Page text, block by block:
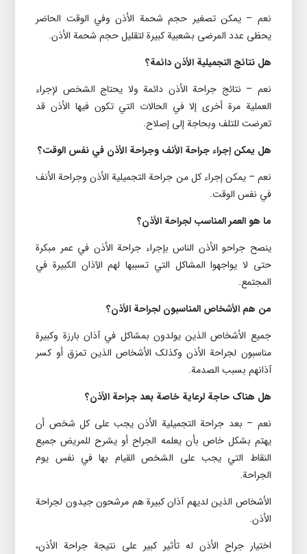
نعم – يمکن تصغير حجم شحمة الأذن وفي الوقت الحاضر
يحظى عدد المرضى بشعبية کبيرة لتقليل حجم شحمة الأذن.
هل نتائج التجميلیة الأذن دائمة؟
نعم – نتائج جراحة الأذن دائمة ولا يحتاج الشخص لإجراء
العملية مرة أخرى إلا في الحالات التي تکون فيها الأذن قد
تعرضت للتلف وبحاجة إلى إصلاح.
هل يمکن إجراء جراحة الأنف وجراحة الأذن في نفس الوقت؟
نعم – يمکن إجراء کل من جراحة التجميلیة الأذن وجراحة الأنف
في نفس الوقت.
ما هو العمر المناسب لجراحة الأذن؟
ينصح جراحو الأذن الناس بإجراء جراحة الأذن في عمر مبکرة
حتى لا يواجهوا المشاکل التي تسببها لهم الآذان الکبيرة في
المجتمع.
من هم الأشخاص المناسبون لجراحة الأذن؟
جميع الأشخاص الذين يولدون بمشاکل في آذان بارزة وکبيرة
مناسبون لجراحة الأذن وکذلک الأشخاص الذين تمزق أو کسر
آذانهم بسبب الصدمة.
هل هناک حاجة لرعاية خاصة بعد جراحة الأذن؟
نعم – بعد جراحة التجميلیة الأذن يجب على کل شخص أن
يهتم بشکل خاص بأن يعلمه الجراح أو يشرح للمريض جميع
النقاط التي يجب على الشخص القيام بها في نفس يوم
الجراحة.
الأشخاص الذين لديهم آذان کبيرة هم مرشحون جيدون لجراحة
الأذن.
اختيار جراح الأذن له تأثير کبير على نتيجة جراحة الأذن،